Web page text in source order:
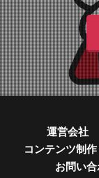
運営会社
コンテンツ制
お問い